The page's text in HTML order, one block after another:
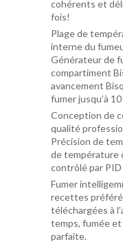
cohérents et
fois!
Plage de
interne du
Générateur de
compartiment
avancement
fumer jusqu’à
Conception de
qualité
Précision de
de température
contrôlé par
Fumer
recettes
téléchargées à
temps, fumée
parfaite.